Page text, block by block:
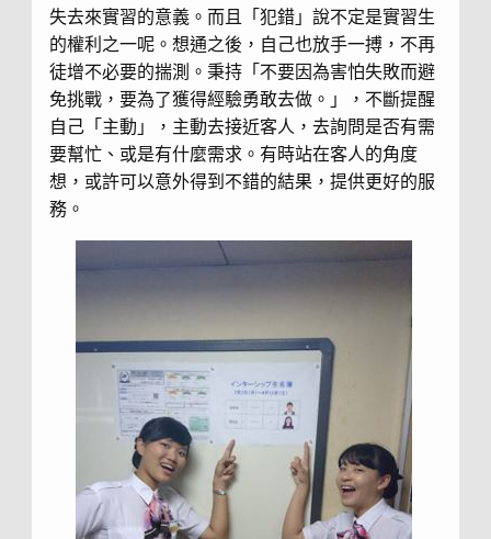
失去來實習的意義。而且「犯錯」說不定是實習生
的權利之一呢。想通之後，自己也放手一搏，不再
徒增不必要的揣測。秉持「不要因為害怕失敗而避
免挑戰，要為了獲得經驗勇敢去做。」，不斷提醒
自己「主動」，主動去接近客人，去詢問是否有需
要幫忙、或是有什麼需求。有時站在客人的角度
想，或許可以意外得到不錯的結果，提供更好的服
務。